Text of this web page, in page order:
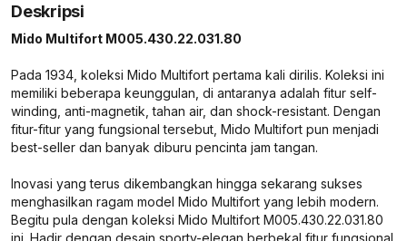
Deskripsi
Mido Multifort M005.430.22.031.80
Pada 1934, koleksi Mido Multifort pertama kali dirilis. Koleksi ini
memiliki beberapa keunggulan, di antaranya adalah fitur self-
winding, anti-magnetik, tahan air, dan shock-resistant. Dengan
fitur-fitur yang fungsional tersebut, Mido Multifort pun menjadi
best-seller dan banyak diburu pencinta jam tangan.
Inovasi yang terus dikembangkan hingga sekarang sukses
menghasilkan ragam model Mido Multifort yang lebih modern.
Begitu pula dengan koleksi Mido Multifort M005.430.22.031.80
ini. Hadir dengan desain sporty-elegan berbekal fitur fungsional